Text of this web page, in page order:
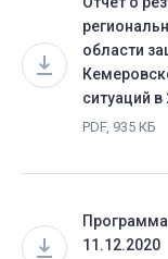
области
ситуаций в
PDF, 935 КБ
11.12.2020